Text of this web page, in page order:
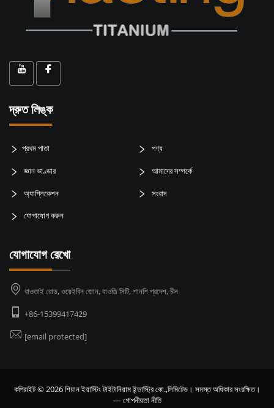
দ্রুত লিঙ্ক
প্রথম পাতা পণ্য
জ্ঞান ভাণ্ডার আমাদের সম্পর্কে
অ্যাপ্লিকেশন সংবাদ
যোগাযোগ করুন
যোগাযোগ রেখো
বাওতাই রোড, ওয়েইবিন জোন, বাওজি সিটি, শানশি প্রদেশ, চীন
+86-15399417429
[email protected]
কপিরাইট © 2026 শিয়ান ইয়াস্টিং টাইটানিয়াম ইন্ডাস্ট্রি কো.,লিমিটেড। সমস্ত অধিকার সংরক্ষিত।
—গোপনীয়তা নীতি